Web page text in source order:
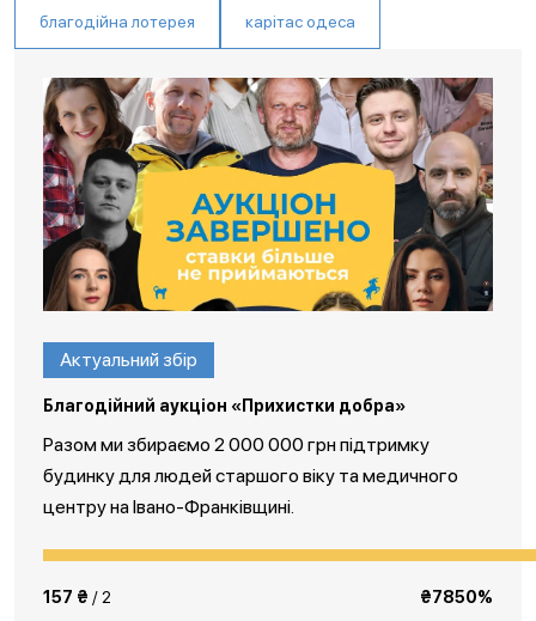
благодійна лотерея карітас одеса
Актуальний збір
Благодійний аукціон «Прихистки добра»
Разом ми збираємо 2 000 000 грн підтримку
будинку для людей старшого віку та медичного
центру на Івано-Франківщині.
157 ₴ / 2 ₴7850%